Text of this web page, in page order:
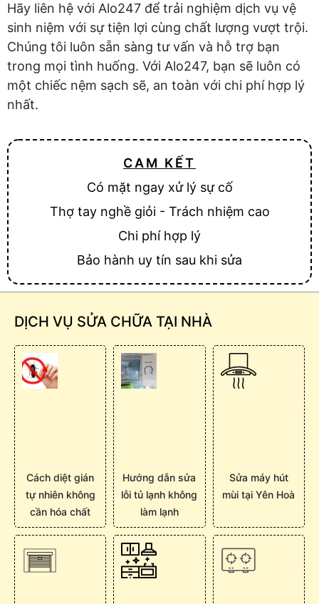
Hãy liên hệ với Alo247 để trải nghiệm dịch vụ vệ
sinh niệm với sự tiện lợi cùng chất lượng vượt trội.
Chúng tôi luôn sẵn sàng tư vấn và hỗ trợ bạn
trong mọi tình huống. Với Alo247, bạn sẽ luôn có
một chiếc nệm sạch sẽ, an toàn với chi phí hợp lý
nhất.
CAM KẾT
Có mặt ngay xử lý sự cố
Thợ tay nghề giỏi - Trách nhiệm cao
Chi phí hợp lý
Bảo hành uy tín sau khi sửa
DỊCH VỤ SỬA CHỮA TẠI NHÀ
Cách diệt gián
tự nhiên không
cần hóa chất
Hướng dẫn sửa
lỗi tủ lạnh không
làm lạnh
Sửa máy hút
mùi tại Yên Hoà